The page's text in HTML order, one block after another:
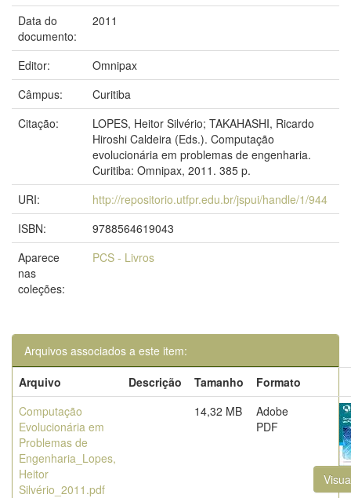
Data do
documento:
2011
Editor:
Omnipax
Câmpus:
Curitiba
Citação:
LOPES, Heitor Silvério; TAKAHASHI, Ricardo
Hiroshi Caldeira (Eds.). Computação
evolucionária em problemas de engenharia.
Curitiba: Omnipax, 2011. 385 p.
URI:
http://repositorio.utfpr.edu.br/jspui/handle/1/944
ISBN:
9788564619043
Aparece
nas
coleções:
PCS - Livros
Arquivos associados a este item:
Arquivo
Descrição Tamanho
Formato
Computação
Evolucionária em
Problemas de
Engenharia_Lopes,
Heitor
Silvério_2011.pdf
14,32 MB
Adobe
PDF